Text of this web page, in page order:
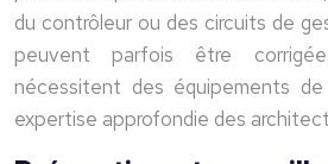
du contrôleur ou des circuits de
peuvent parfois être
nécessitent des équipements
expertise approfondie des